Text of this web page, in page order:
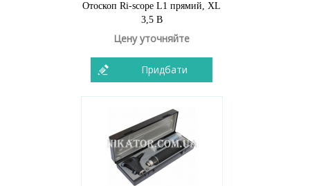
Отоскоп Ri-scope L1 прямий, XL
3,5 В
Цену уточняйте
Придбати